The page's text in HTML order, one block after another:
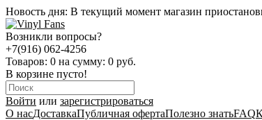
Новость дня: В текущий момент магазин
Возникли вопросы?
+7(916) 062-4256
Товаров: 0 на сумму: 0 руб.
В корзине пусто!
Войти или зарегистрироваться
О насДоставкаПубличная офертаПолезно знатьFAQ